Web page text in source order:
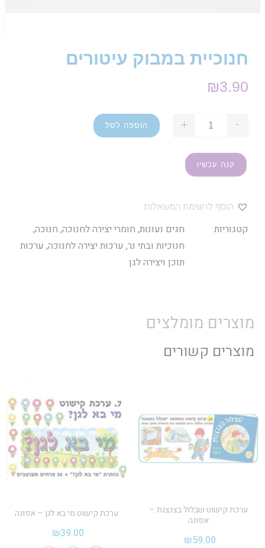
חנוכיית במבוק עיטורים
₪3.90
-
+ הוספה לסל
קנה עכשיו
הוסף לרשימת המשאלות
קטגוריות
חגים ועונות, חומרי יצירה לחנוכה, חנוכה,
חנוכיות ובתי נר, ערכות יצירה לחנוכה, ערכות
תוכן ויצירה לגן
מוצרים מומלצים
מוצרים קשורים
ערכת קישוט שבלול בצנצנת –
אפונה
₪59.00
ערכת קישוט מי בא לגן – אפונה
₪39.00